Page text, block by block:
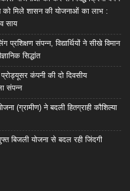
को मिले शासन की योजनाओं का लाभ :
साय
प्रशिक्षण संपन्न, विद्यार्थियों ने सीखे विमान
सिद्धांत
प्रोड्यूसर कंपनी की दो दिवसीय
संपन्न
(ग्रामीण) ने बदली हितग्राही कौशिल्या
बिजली योजना से बदल रही जिंदगी